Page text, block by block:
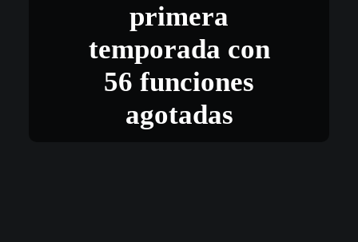
primera
temporada con
56 funciones
agotadas